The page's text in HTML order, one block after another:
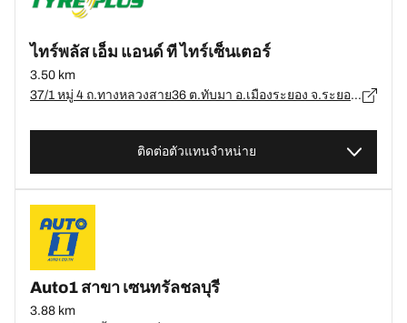
ไทร์พลัส เอ็ม แอนด์ ที ไทร์เซ็นเตอร์
3.50 km
37/1 หมู่ 4 ถ.ทางหลวงสาย36 ต.ทับมา อ.เมืองระยอง จ.ระยอง 21000, ระยอง - 21000
ติดต่อตัวแทนจำหน่าย
Auto1 สาขา เซนทรัลชลบุรี
3.88 km